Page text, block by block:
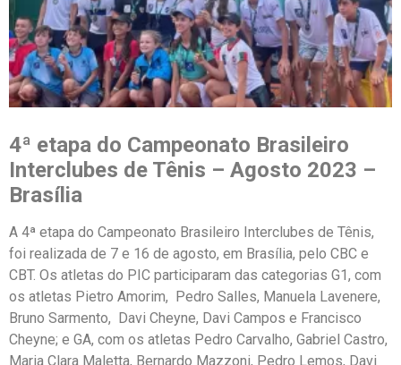
4ª etapa do Campeonato Brasileiro
Interclubes de Tênis – Agosto 2023 –
Brasília
A 4ª etapa do Campeonato Brasileiro Interclubes de Tênis,
foi realizada de 7 e 16 de agosto, em Brasília, pelo CBC e
CBT. Os atletas do PIC participaram das categorias G1, com
os atletas Pietro Amorim, Pedro Salles, Manuela Lavenere,
Bruno Sarmento, Davi Cheyne, Davi Campos e Francisco
Cheyne; e GA, com os atletas Pedro Carvalho, Gabriel Castro,
Maria Clara Maletta, Bernardo Mazzoni, Pedro Lemos, Davi